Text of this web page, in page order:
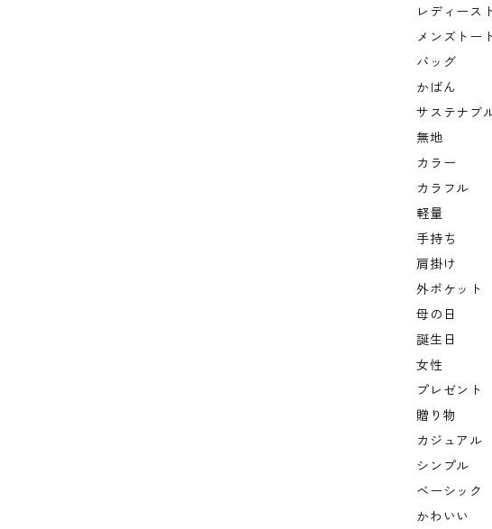
レディース
メンズトー
バッグ
かばん
サステナブ
無地
カラー
カラフル
軽量
手持ち
肩掛け
外ポケット
母の日
誕生日
女性
プレゼント
贈り物
カジュアル
シンプル
ベーシック
かわいい